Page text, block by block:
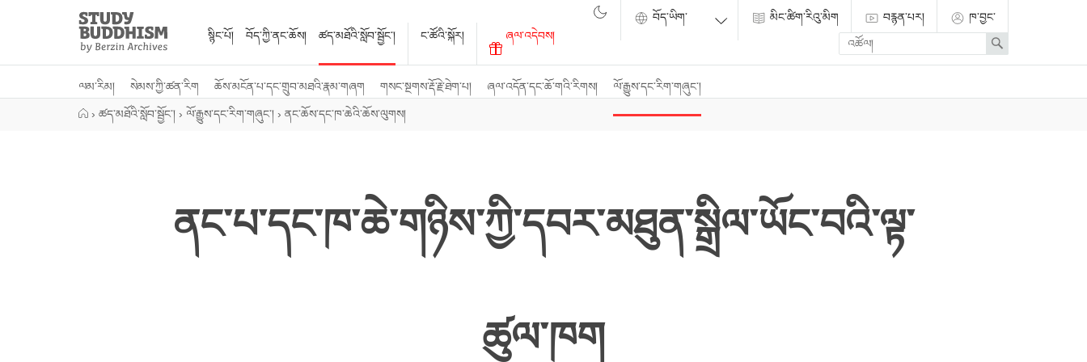
Study
Buddhism
Home
སྙིང་པོ། བོད་ཀྱི་ནང་ཆོས། ཚད་མཐོའི་སློབ་སྦྱོང་།
ལམ་རིམ། སེམས་ཀྱི་ཚན་རིག ཆོས་མངོན་པ་དང་གྲུབ་མཐའི་རྣམ་གཞག གསང་སྔགས་རྡོ་རྗེ་ཐེག་པ། ཞལ་འདོན་དང་ཆོ་གའི་རིགས། ལོ་རྒྱུས་དང་རིག་གཞུང་།
ང་ཚོའི་སྐོར། ཞལ་འདེབས།
མིང་ཚིག་རིའུ་མིག བརྙན་པར།
ཁ་བྱང་
Enter
search
term
Search
› ཚད་མཐོའི་སློབ་སྦྱོང་། › ལོ་རྒྱུས་དང་རིག་གཞུང་། › ནང་ཆོས་དང་ཁ་ཆེའི་ཆོས་ལུགས།
ནང་པ་དང་ཁ་ཆེ་གཉིས་ཀྱི་དབར་མཐུན་སྒྲིལ་ཡོང་བའི་ལྟ་
ཚུལ་ཁག